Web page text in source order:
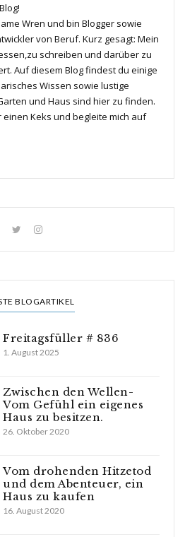
Wren und bin Blogger sowie
von Beruf. Kurz gesagt: Mein
schreiben und darüber zu
Auf diesem Blog findest du einige
Wissen sowie lustige
und Haus sind hier zu finden.
einen Keks und begleite mich auf
BLOGARTIKEL
Freitagsfüller # 836
1. August 2025
Zwischen den Wellen-
Vom Gefühl ein eigenes
Haus zu besitzen.
26. Oktober 2020
Vom drohenden Hitzetod
und dem Abenteuer, ein
Haus zu kaufen
16. August 2020